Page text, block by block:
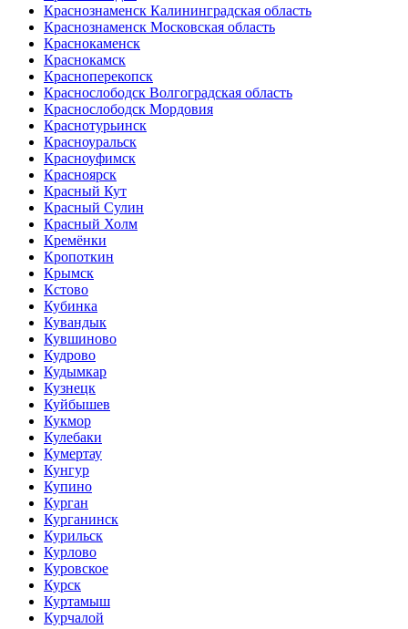
Краснознаменск Калининградская область
Краснознаменск Московская область
Краснокаменск
Краснокамск
Красноперекопск
Краснослободск Волгоградская область
Краснослободск Мордовия
Краснотурьинск
Красноуральск
Красноуфимск
Красноярск
Красный Кут
Красный Сулин
Красный Холм
Кремёнки
Кропоткин
Крымск
Кстово
Кубинка
Кувандык
Кувшиново
Кудрово
Кудымкар
Кузнецк
Куйбышев
Кукмор
Кулебаки
Кумертау
Кунгур
Купино
Курган
Курганинск
Курильск
Курлово
Куровское
Курск
Куртамыш
Курчалой